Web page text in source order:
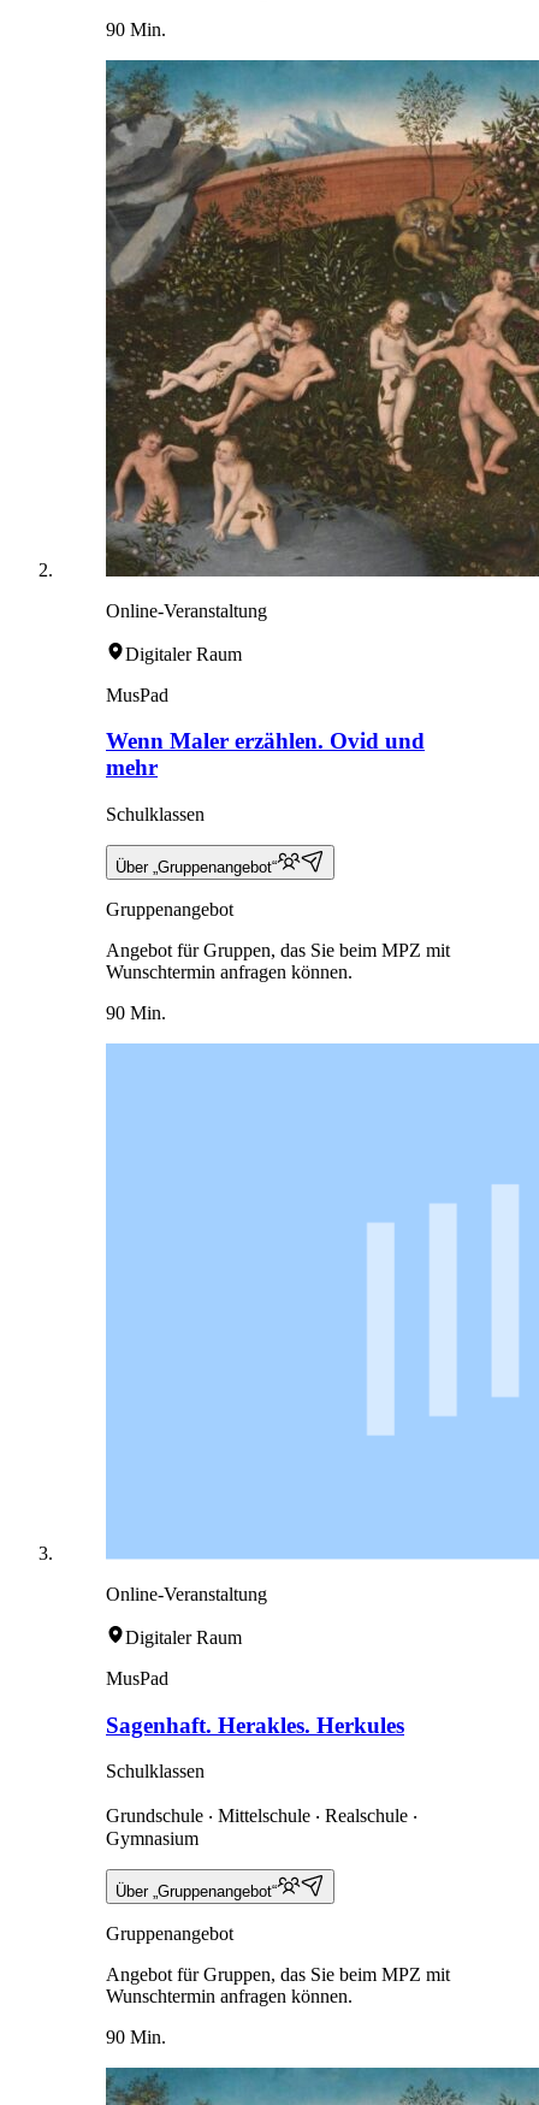
90 Min.
Online-Veranstaltung
Digitaler Raum
MusPad
Wenn Maler erzählen. Ovid und
mehr
Schulklassen
Über „Gruppenangebot“
Gruppenangebot
Angebot für Gruppen, das Sie beim MPZ mit
Wunschtermin anfragen können.
90 Min.
Online-Veranstaltung
Digitaler Raum
MusPad
Sagenhaft. Herakles. Herkules
Schulklassen
Grundschule ‧ Mittelschule ‧ Realschule ‧
Gymnasium
Über „Gruppenangebot“
Gruppenangebot
Angebot für Gruppen, das Sie beim MPZ mit
Wunschtermin anfragen können.
90 Min.